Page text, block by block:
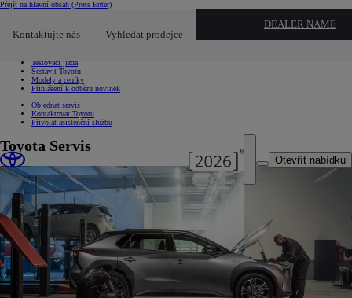
Přejít na hlavní obsah (Press Enter)
Kontaktujte nás Vyhledat prodejce
DEALER NAME
Chci... Kliknutím zavřete překryvné okno
Testovací jízda
Sestavit Toyotu
Modely a ceníky
Přihlášení k odběru novinek
Objednat servis
Kontaktovat Toyotu
Přivolat asistenční službu
Otevřít nabídku
Toyota Servis